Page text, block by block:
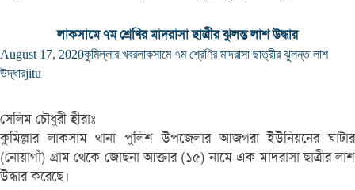
লাকসামে ৭ম শ্রেণির মাদরাসা ছাত্রীর ঝুলন্ত লাশ উদ্ধার
August 17, 2020কুমিল্লার খবরলাকসামে ৭ম শ্রেণির মাদরাসা ছাত্রীর ঝুলন্ত লাশ
উদ্ধারjitu
সেলিম চৌধুরী হীরাঃ
কুমিল্লার লাকসাম থানা পুলিশ উপজেলার আজগরা ইউনিয়নের ঘাটার
(নোয়াগাঁ) গ্রাম থেকে জোছনা আক্তার (১৫) নামে এক মাদরাসা ছাত্রীর লাশ
উদ্ধার করেছে।